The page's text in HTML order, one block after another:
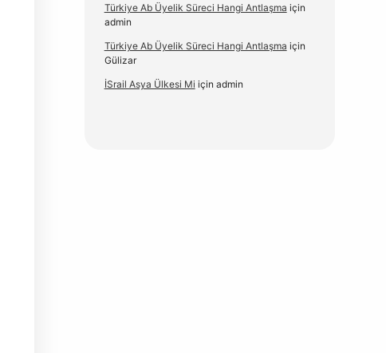
Türkiye Ab Üyelik Süreci Hangi Antlaşma için
admin
Türkiye Ab Üyelik Süreci Hangi Antlaşma için
Gülizar
İSrail Asya Ülkesi Mi için admin